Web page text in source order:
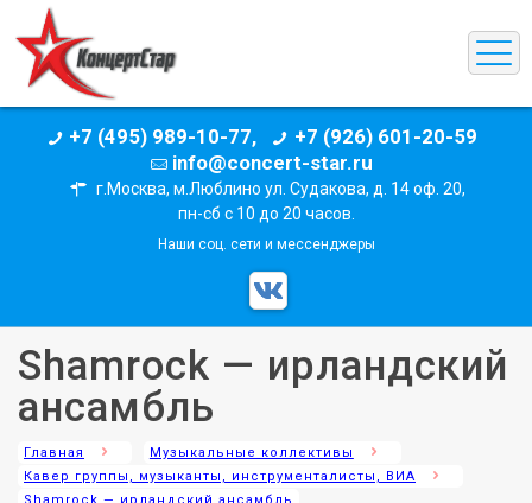
+7 (495) 989-10-77,
+7 (926) 601-20-59
info@concert-star.ru
г.Москва, м.Люблино ул. Судакова, д. 14 оф. 20,
пн-сб с 10 до 20 часов.
Наши соц. сети и мессенджеры
Shamrock — ирландский
ансамбль
Главная
Музыкальные коллективы
Кавер группы, музыканты, инструменталисты, ВИА